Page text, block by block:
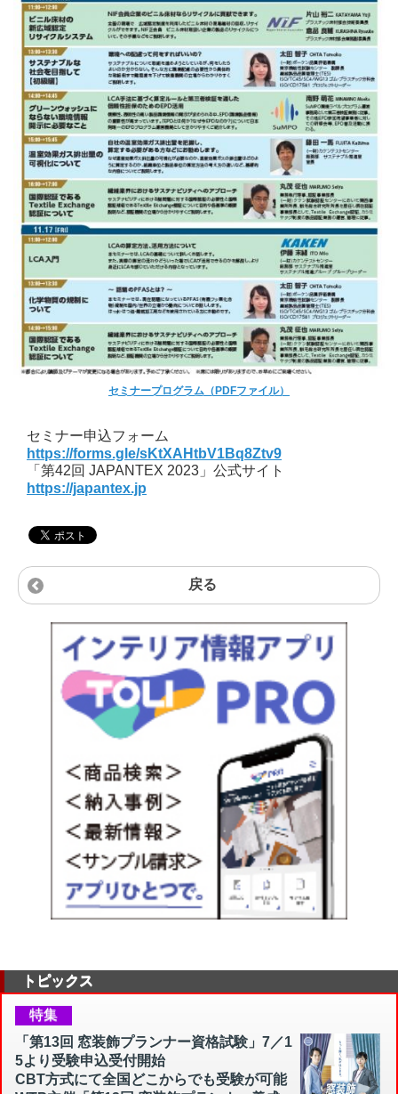
セミナープログラム（PDFファイル）
セミナー申込フォーム
https://forms.gle/sKtXAHtbV1Bq8Ztv9
「第42回 JAPANTEX 2023」公式サイト
https://japantex.jp
戻る
トピックス
特集
「第13回 窓装飾プランナー資格試験」7／1
5より受験申込受付開始
CBT方式にて全国どこからでも受験が可能